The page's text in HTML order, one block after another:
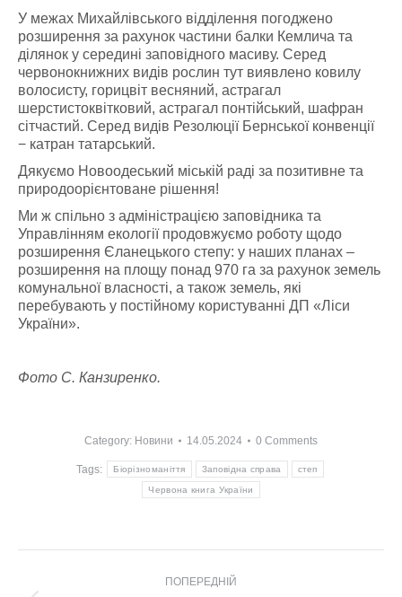
У межах Михайлівського відділення погоджено
розширення за рахунок частини балки Кемлича та
ділянок у середині заповідного масиву. Серед
червонокнижних видів рослин тут виявлено ковилу
волосисту, горицвіт весняний, астрагал
шерстистоквітковий, астрагал понтійський, шафран
сітчастий. Серед видів Резолюції Бернської конвенції
− катран татарський.
Дякуємо Новоодеський міській раді за позитивне та
природоорієнтоване рішення!
Ми ж спільно з адміністрацією заповідника та
Управлінням екології продовжуємо роботу щодо
розширення Єланецького степу: у наших планах –
розширення на площу понад 970 га за рахунок земель
комунальної власності, а також земель, які
перебувають у постійному користуванні ДП «Ліси
України».
Фото С. Канзиренко.
Category: Новини 14.05.2024 0 Comments
Tags: Біорізноманіття Заповідна справа степ
Червона книга України
navigation
ПОПЕРЕДНІЙ